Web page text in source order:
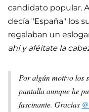
candidato popular.
decía "España" los
regalaban un
ahí y aféitate la
Por algún motivo los
pantalla aunque he
fascinante. Gracias